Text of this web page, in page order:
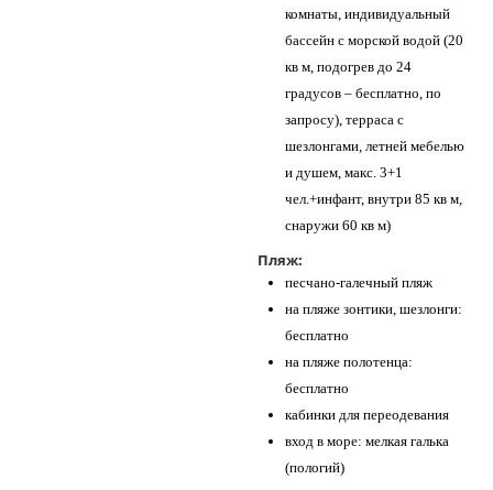
комнаты, индивидуальный
бассейн с морской водой (20
кв м, подогрев до 24
градусов – бесплатно, по
запросу), терраса с
шезлонгами, летней мебелью
и душем, макс. 3+1
чел.+инфант, внутри 85 кв м,
снаружи 60 кв м)
Пляж:
песчано-галечный пляж
на пляже зонтики, шезлонги:
бесплатно
на пляже полотенца:
бесплатно
кабинки для переодевания
вход в море: мелкая галька
(пологий)